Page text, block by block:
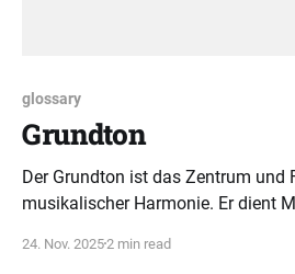
glossary
Grundton
Der Grundton ist das Zentrum und
musikalischer Harmonie. Er dient
und bildet das tonale Zuhause.
24. Nov. 20252 min read